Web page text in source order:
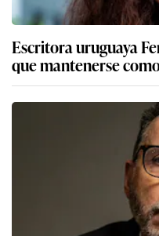
Escritora uruguaya
que mantenerse